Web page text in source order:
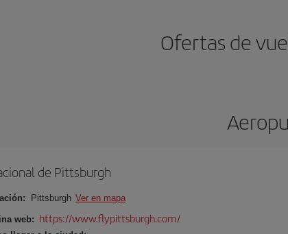
Ofertas de
de Pittsburgh
Pittsburgh Ver en mapa
web: https://www.flypittsburgh.com/